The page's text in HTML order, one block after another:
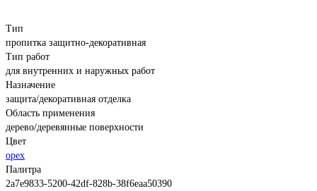
Тип
пропитка защитно-декоративная
Тип работ
для внутренних и наружных работ
Назначение
защита/декоративная отделка
Область применения
дерево/деревянные поверхности
Цвет
орех
Палитра
2a7e9833-5200-42df-828b-38f6eaa50390